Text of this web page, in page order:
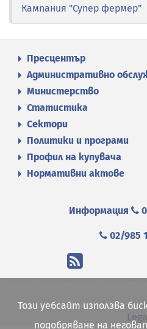
Кампания "Супер фермер"
Пресцентър
Административно
Министерство
Статистика
Сектори
Политики и програми
Профил на купувача
Нормативни актове
Информация
02/985
Този уебсайт използва
подобряване на